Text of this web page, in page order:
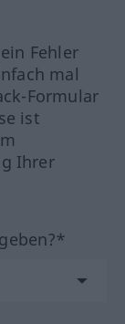
Fehler
mal
Formular
ist
Ihrer